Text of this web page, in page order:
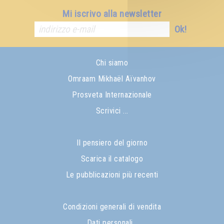
Mi iscrivo alla newsletter
Ok!
Chi siamo
Omraam Mikhaël Aïvanhov
Prosveta Internazionale
Scrivici ...
Il pensiero del giorno
Scarica il catalogo
Le pubblicazioni più recenti
Condizioni generali di vendita